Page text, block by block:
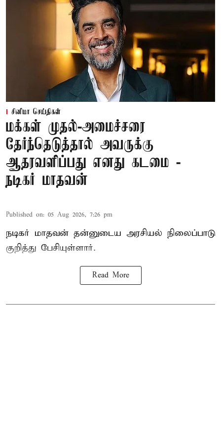
சினிமா செய்திகள்
மக்கள் முதல்-அமைச்சரை
தேர்ந்தெடுத்தால் அவருக்கு
ஆதரவளிப்பது எனது கடமை -
நடிகர் மாதவன்
Published on: 05 Aug 2026, 7:26 pm
நடிகர் மாதவன் தன்னுடைய அரசியல் நிலைப்பாடு
குறித்து பேசியுள்ளார்.
Read More